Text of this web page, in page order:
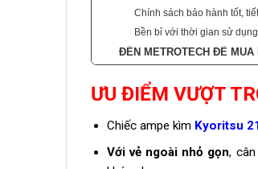
Chính sách bảo hành tốt,
Bền bỉ với thời gian sử
ĐẾN METROTECH ĐỂ MUA
ƯU ĐIỂM VƯỢT
Chiếc ampe kìm Kyoritsu
Với vẻ ngoài nhỏ gọn,